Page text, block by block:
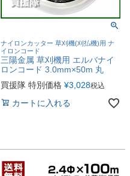
ナイロンカッター 草刈機(刈払機)用 ナ
イロンコード
三陽金属 草刈機用 エルバナイ
ロンコード 3.0mm×50m 丸
買援隊 特別価格 ¥3,028税込
カートに入れる